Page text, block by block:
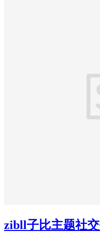
zibll子比主题社